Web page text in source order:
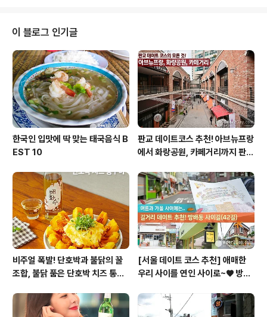
내려면 일단 몸부터 기쁘게 해줘야겠죠? ^^ 흐린 날씨에 차
가워진 몸을 뜨끈하게 데우기 위해 속초의 소문난 맛집 감
자옹심이 전문점 감나무집을 찾기로 했습니다. 감나무집은
속초 중앙시장 초입 부분에 있는데요. 중앙시장에서 들어
가셔서 오른편으로 쪼금~만 가시면 바로 감나무집 간판이
보여요!! 여느 오래된 맛집처럼 이곳..
이 블로그 인기글
한국인 입맛에 딱 맞는 태국음식 B
EST 10
판교 데이트코스 추천! 아브뉴프랑
에서 화랑공원, 카페거리까지 판교
비주얼 폭발! 단호박과 불닭의 꿀
조합, 불닭 품은 단호박 치즈 통구
[서울 데이트 코스 추천] 애매한
우리 사이를 연인 사이로~♥ 방배